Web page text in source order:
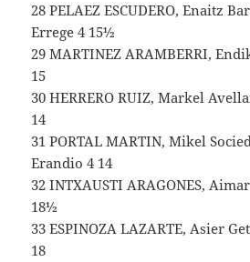
28 PELAEZ ESCUDERO, Enaitz
Errege 4 15½
29 MARTINEZ ARAMBERRI,
15
30 HERRERO RUIZ, Markel
14
31 PORTAL MARTIN, Mikel
Erandio 4 14
32 INTXAUSTI ARAGONES,
18½
33 ESPINOZA LAZARTE, Asier
18